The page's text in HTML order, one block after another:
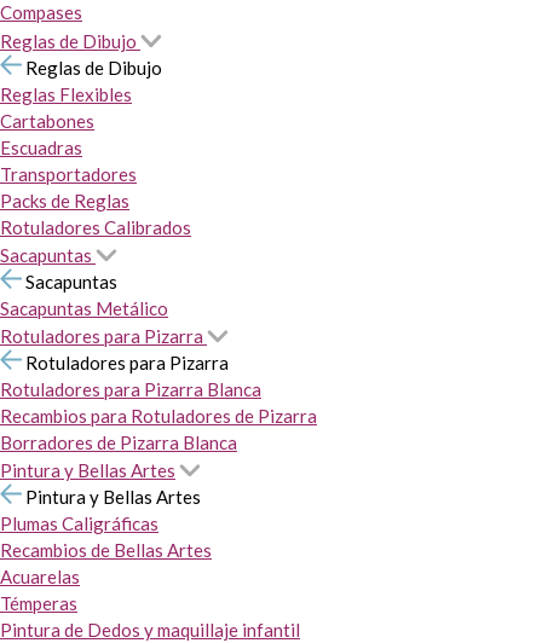
Compases
Reglas de Dibujo
Reglas de Dibujo
Reglas Flexibles
Cartabones
Escuadras
Transportadores
Packs de Reglas
Rotuladores Calibrados
Sacapuntas
Sacapuntas
Sacapuntas Metálico
Rotuladores para Pizarra
Rotuladores para Pizarra
Rotuladores para Pizarra Blanca
Recambios para Rotuladores de Pizarra
Borradores de Pizarra Blanca
Pintura y Bellas Artes
Pintura y Bellas Artes
Plumas Caligráficas
Recambios de Bellas Artes
Acuarelas
Témperas
Pintura de Dedos y maquillaje infantil